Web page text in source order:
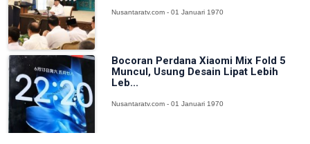
Nusantaratv.com - 01 Januari 1970
Bocoran Perdana Xiaomi Mix Fold 5
Muncul, Usung Desain Lipat Lebih
Leb...
Nusantaratv.com - 01 Januari 1970